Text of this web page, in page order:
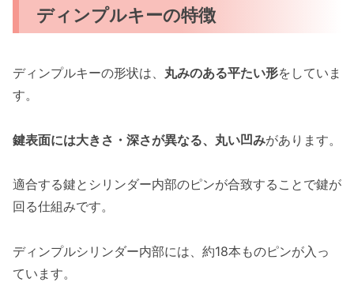
ディンプルキーの特徴
ディンプルキーの形状は、 丸みのある平たい形をしていま
す。
鍵表面には大きさ・深さが異なる、丸い凹みがあります。
適合する鍵とシリンダー内部のピンが合致することで鍵が
回る仕組みです。
ディンプルシリンダー内部には、約18本ものピンが入っ
ています。